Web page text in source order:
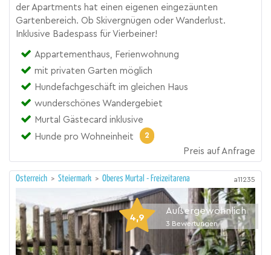
der Apartments hat einen eigenen eingezäunten
Gartenbereich. Ob Skivergnügen oder Wanderlust.
Inklusive Badespass für Vierbeiner!
Appartementhaus, Ferienwohnung
mit privaten Garten möglich
Hundefachgeschäft im gleichen Haus
wunderschönes Wandergebiet
Murtal Gästecard inklusive
Hunde pro Wohneinheit
2
Preis auf Anfrage
Österreich > Steiermark > Oberes Murtal - Freizeitarena a11235
4,9
Außergewöhnlich
3 Bewertungen